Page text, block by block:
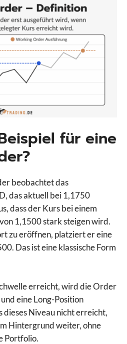
für eine
beobachtet das
das aktuell bei 1,1750
dass der Kurs bei einem
1,1500 stark steigen wird.
zu eröffnen, platziert er eine
Das ist eine klassische Form
erreicht, wird die Order
eine Long-Position
Niveau nicht erreicht,
Hintergrund weiter, ohne
Portfolio.